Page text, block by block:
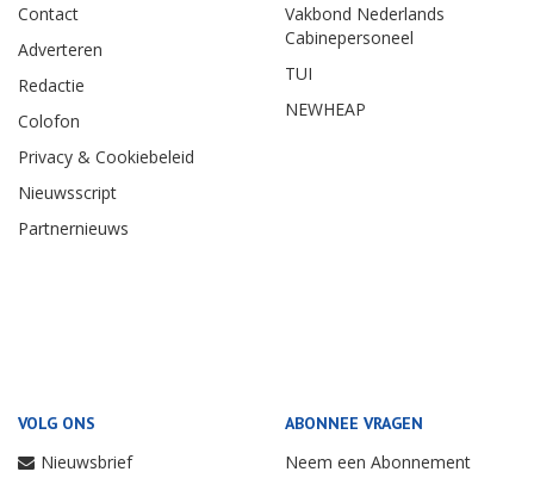
Contact
Adverteren
Redactie
Colofon
Privacy & Cookiebeleid
Nieuwsscript
Partnernieuws
Vakbond Nederlands
Cabinepersoneel
TUI
NEWHEAP
VOLG ONS
Nieuwsbrief
ABONNEE VRAGEN
Neem een Abonnement